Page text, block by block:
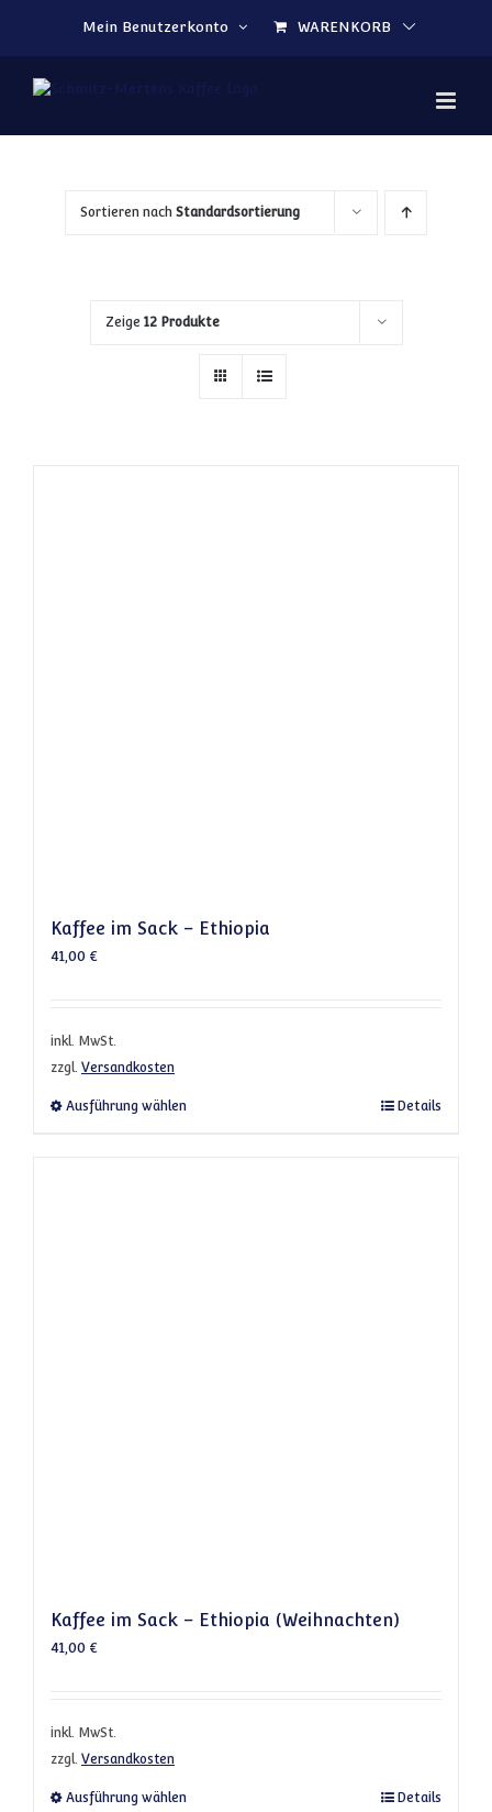
Mein Benutzerkonto
WARENKORB
Sortieren nach Standardsortierung
Zeige 12 Produkte
Kaffee im Sack – Ethiopia
41,00 €
inkl. MwSt.
zzgl. Versandkosten
Ausführung wählen Dieses Produkt weist mehrere Varianten
Details
Kaffee im Sack – Ethiopia (Weihnachten)
41,00 €
inkl. MwSt.
zzgl. Versandkosten
Ausführung wählen Dieses Produkt weist mehrere Varianten
Details